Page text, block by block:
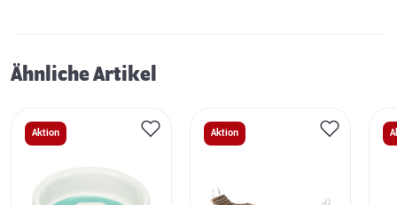
Ähnliche Artikel
Aktion Aktion